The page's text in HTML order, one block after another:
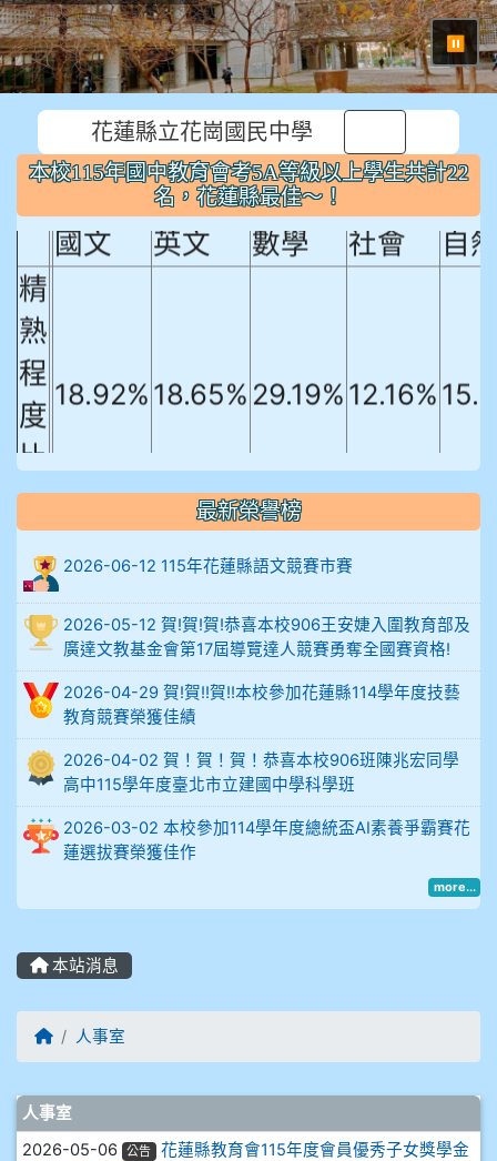
⏸
花蓮縣立花崗國民中學
本校115年國中教育會考5A等級以上學生共計22
名，花蓮縣最佳～！
本校115年國中教育會考5A等級以上
學生共計22名，花蓮縣最佳～！
國文
英文 數學 社會 自
精
熟
程
度
比
例
18.92% 18.65% 29.19% 12.16%
906陳兆宏 5A10+ 作文5
912余 嘉 5A10+
914謝佩臻 5A10+
902蘇奕愷
903陳品帆
904彭子庭
905蔣昇和
905周沛蓉
905鄭瑀安
906江彥臻
908彭主豪
最新榮譽榜
2026-06-12 115年花蓮縣語文競賽市賽
2026-05-12 賀!賀!賀!恭喜本校906王安婕入圍教育部及
廣達文教基金會第17屆導覽達人競賽勇奪全國賽資格!
2026-04-29 賀!賀!!賀!!本校參加花蓮縣114學年度技藝
教育競賽榮獲佳績
2026-04-02 賀！賀！賀！恭喜本校906班陳兆宏同學
高中115學年度臺北市立建國中學科學班
2026-03-02 本校參加114學年度總統盃AI素養爭霸賽花
蓮選拔賽榮獲佳作
more...
本站消息
回首頁人事室
文章列表
人事室
2026-05-06 公告
花蓮縣教育會115年度會員優秀子女獎學金